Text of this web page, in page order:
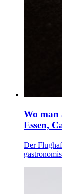
Wo man
Essen,
Der